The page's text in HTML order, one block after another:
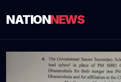
NATIONNEWS